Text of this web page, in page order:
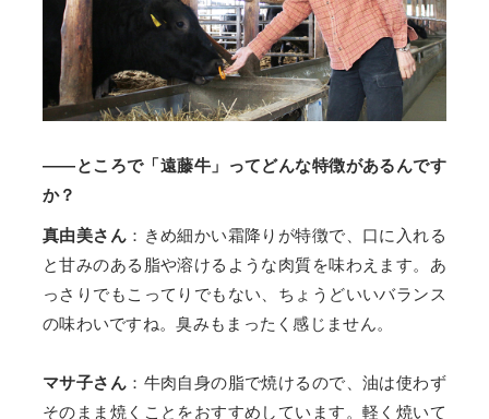
——ところで「遠藤牛」ってどんな特徴があるんです
か？
真由美さん ：きめ細かい霜降りが特徴で、口に入れる
と甘みのある脂や溶けるような肉質を味わえます。あ
っさりでもこってりでもない、ちょうどいいバランス
の味わいですね。臭みもまったく感じません。
マサ子さん ：牛肉自身の脂で焼けるので、油は使わず
そのまま焼くことをおすすめしています。軽く焼いて